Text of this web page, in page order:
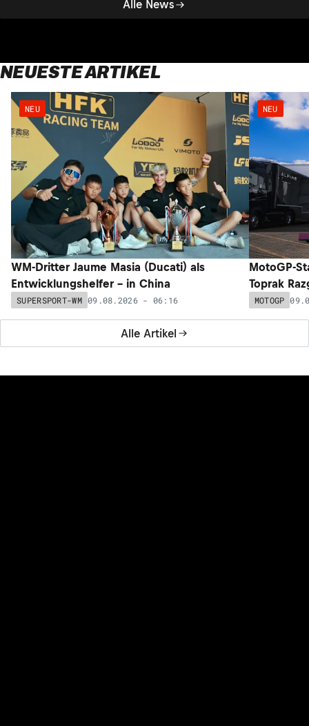
Alle News
NEUESTE ARTIKEL
Alle Artikel
NEU
WM-Dritter Jaume Masia (Ducati) als
Entwicklungshelfer – in China
SUPERSPORT-WM 09.08.2026 - 06:16
NEU
MotoGP-
Toprak
MOTOGP